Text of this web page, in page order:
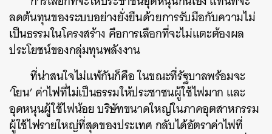
ลดต้นทุนของระบบอย่างยั่งยืนด้วยการรับมือกับความไม่
เป็นธรรมในโครงสร้าง คือการเลือกที่จะไม่แตะต้องผล
ประโยชน์ของกลุ่มทุนพลังงาน
ที่น่าสนใจไม่แพ้กันก็คือ ในขณะที่รัฐบาลพร้อมจะ
‘โยน’ ค่าไฟที่ไม่เป็นธรรมให้ประชาชนผู้ใช้ไฟมาก และ
อุดหนุนผู้ใช้ไฟน้อย บริษัทขนาดใหญ่ในภาคอุตสาหกรรม
ผู้ใช้ไฟรายใหญ่ที่สุดของประเทศ กลับได้อัตราค่าไฟที่